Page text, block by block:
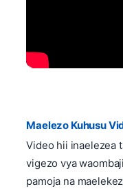
Maelezo Kuhusu
Video hii inaelezea
vigezo vya
pamoja na